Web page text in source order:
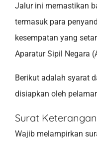
Jalur ini memastikan
termasuk para
kesempatan yang
Aparatur Sipil Negara
Berikut adalah syarat
disiapkan oleh
Surat
Wajib melampirkan